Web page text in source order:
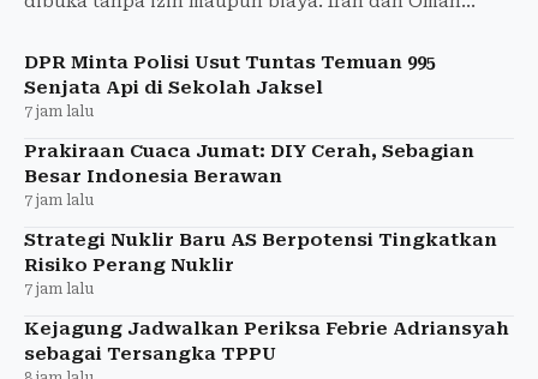
pelayaran.
DPR Minta Polisi Usut Tuntas Temuan 995
Senjata Api di Sekolah Jaksel
7 jam lalu
Prakiraan Cuaca Jumat: DIY Cerah, Sebagian
Besar Indonesia Berawan
7 jam lalu
Strategi Nuklir Baru AS Berpotensi Tingkatkan
Risiko Perang Nuklir
7 jam lalu
Kejagung Jadwalkan Periksa Febrie Adriansyah
sebagai Tersangka TPPU